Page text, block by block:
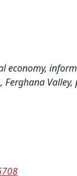
economy,
Valley,